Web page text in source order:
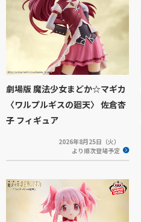
劇場版 魔法少女まどか☆マギカ
〈ワルプルギスの廻天〉 佐倉杏
子 フィギュア
2026年8月25日（火）
より順次登場予定